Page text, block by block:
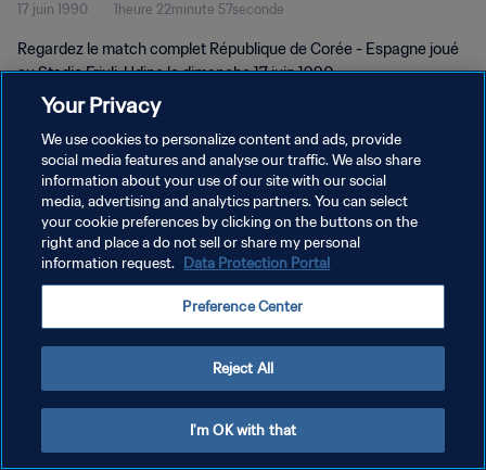
Match complet
17 juin 1990 1heure 22minute 57seconde
Regardez le match complet République de Corée - Espagne joué
au Stadio Friuli, Udine le dimanche 17 juin 1990.
POLITIQUE DE CONFIDENTIALITÉ
CONDITIONS D'UTILISATION
GÉRER VOS PRÉFÉRENCES SUR LES COOKIES
Your Privacy
We use cookies to personalize content and ads, provide
social media features and analyse our traffic. We also share
information about your use of our site with our social
media, advertising and analytics partners. You can select
your cookie preferences by clicking on the buttons on the
right and place a do not sell or share my personal
information request. Data Protection Portal
Preference Center
Reject All
I'm OK with that